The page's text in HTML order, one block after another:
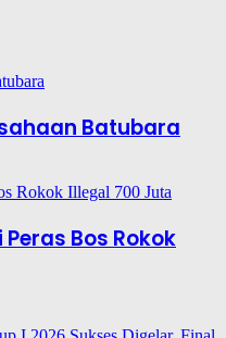
Batubara
Bos Rokok